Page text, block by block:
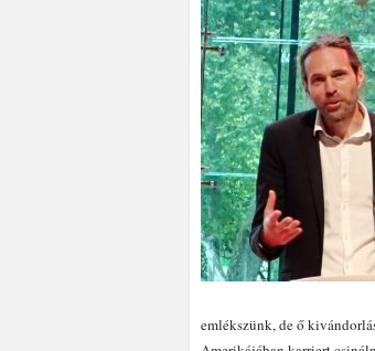
emlékszünk, de ő